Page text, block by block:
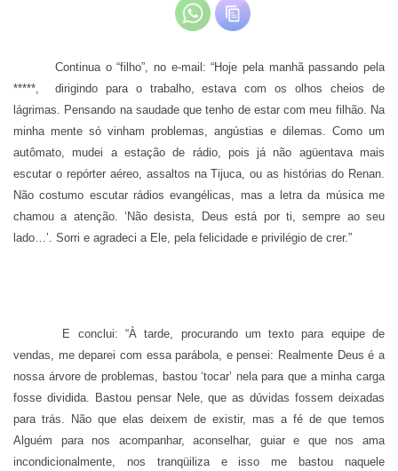
Continua o “filho”, no e-mail: “Hoje pela manhã passando pela
*****, dirigindo para o trabalho, estava com os olhos cheios de
lágrimas. Pensando na saudade que tenho de estar com meu filhão. Na
minha mente só vinham problemas, angústias e dilemas. Como um
autômato, mudei a estação de rádio, pois já não agüentava mais
escutar o repórter aéreo, assaltos na Tijuca, ou as histórias do Renan.
Não costumo escutar rádios evangélicas, mas a letra da música me
chamou a atenção. ‘Não desista, Deus está por ti, sempre ao seu
lado…’. Sorri e agradeci a Ele, pela felicidade e privilégio de crer.”
E conclui: “À tarde, procurando um texto para equipe de
vendas, me deparei com essa parábola, e pensei: Realmente Deus é a
nossa árvore de problemas, bastou ‘tocar’ nela para que a minha carga
fosse dividida. Bastou pensar Nele, que as dúvidas fossem deixadas
para trás. Não que elas deixem de existir, mas a fé de que temos
Alguém para nos acompanhar, aconselhar, guiar e que nos ama
incondicionalmente, nos tranqüiliza e isso me bastou naquele